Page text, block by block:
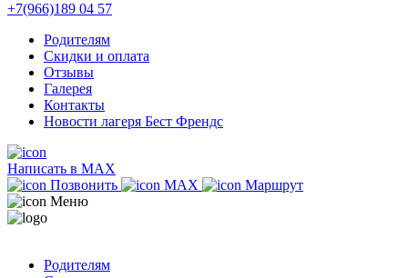
+7(966)189 04 57
Родителям
Скидки и оплата
Отзывы
Галерея
Контакты
Новости лагеря Бест Френдс
Написать в MAX
Позвонить
MAX
Маршрут
Меню
Родителям